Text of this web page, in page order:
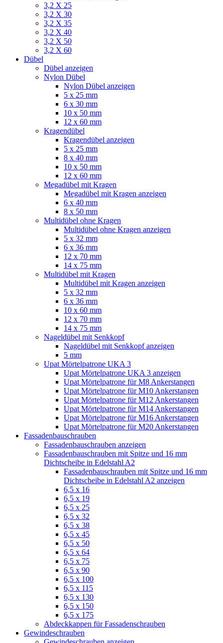
3,2 X 25
3,2 X 30
3,2 X 35
3,2 X 40
3,2 X 50
3,2 X 60
Dübel
Dübel anzeigen
Nylon Dübel
Nylon Dübel anzeigen
5 x 25 mm
6 x 30 mm
10 x 50 mm
12 x 60 mm
Kragendübel
Kragendübel anzeigen
5 x 25 mm
8 x 40 mm
10 x 50 mm
12 x 60 mm
Megadübel mit Kragen
Megadübel mit Kragen anzeigen
6 x 40 mm
8 x 50 mm
Multidübel ohne Kragen
Multidübel ohne Kragen anzeigen
5 x 32 mm
6 x 36 mm
12 x 70 mm
14 x 75 mm
Multidübel mit Kragen
Multidübel mit Kragen anzeigen
5 x 32 mm
6 x 36 mm
10 x 60 mm
12 x 70 mm
14 x 75 mm
Nageldübel mit Senkkopf
Nageldübel mit Senkkopf anzeigen
5 mm
Upat Mörtelpatrone UKA 3
Upat Mörtelpatrone UKA 3 anzeigen
Upat Mörtelpatrone für M8 Ankerstangen
Upat Mörtelpatrone für M10 Ankerstangen
Upat Mörtelpatrone für M12 Ankerstangen
Upat Mörtelpatrone für M14 Ankerstangen
Upat Mörtelpatrone für M16 Ankerstangen
Upat Mörtelpatrone für M20 Ankerstangen
Fassadenbauschrauben
Fassadenbauschrauben anzeigen
Fassadenbauschrauben mit Spitze und 16 mm
Dichtscheibe in Edelstahl A2
Fassadenbauschrauben mit Spitze und 16 mm
Dichtscheibe in Edelstahl A2 anzeigen
6,5 x 16
6,5 x 19
6,5 x 25
6,5 x 32
6,5 x 38
6,5 x 45
6,5 x 50
6,5 x 64
6,5 x 75
6,5 x 90
6,5 x 100
6,5 x 115
6,5 x 130
6,5 x 150
6,5 x 175
Abdeckkappen für Fassadenschrauben
Gewindeschrauben